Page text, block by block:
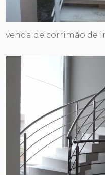
venda de corrimão de